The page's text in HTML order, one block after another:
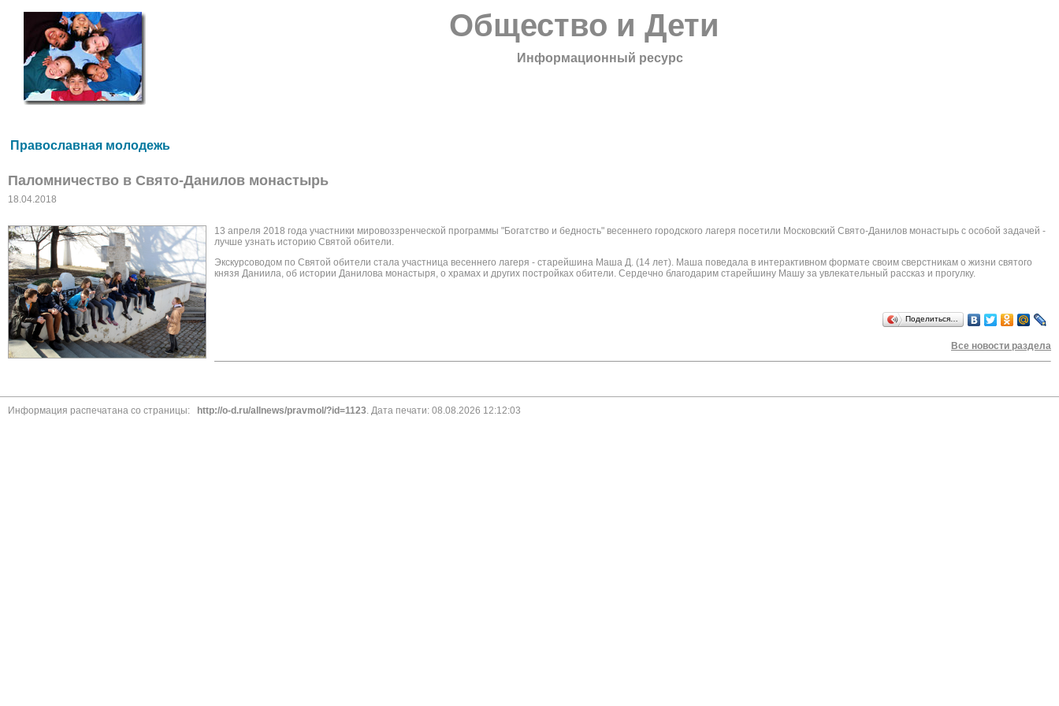
Общество и Дети
Информационный ресурс
Православная молодежь
Паломничество в Свято-Данилов монастырь
18.04.2018
13 апреля 2018 года участники мировоззренческой программы "Богатство и бедность" весеннего городского лагеря посетили Московский Свято-Данилов монастырь с особой задачей -
лучше узнать историю Святой обители.
Экскурсоводом по Святой обители стала участница весеннего лагеря - старейшина Маша Д. (14 лет). Маша поведала в интерактивном формате своим сверстникам о жизни святого
князя Даниила, об истории Данилова монастыря, о храмах и других постройках обители. Сердечно благодарим старейшину Машу за увлекательный рассказ и прогулку.
Поделиться…
Все новости раздела
Информация распечатана со страницы: http://o-d.ru/allnews/pravmol/?id=1123. Дата печати: 08.08.2026 12:12:03